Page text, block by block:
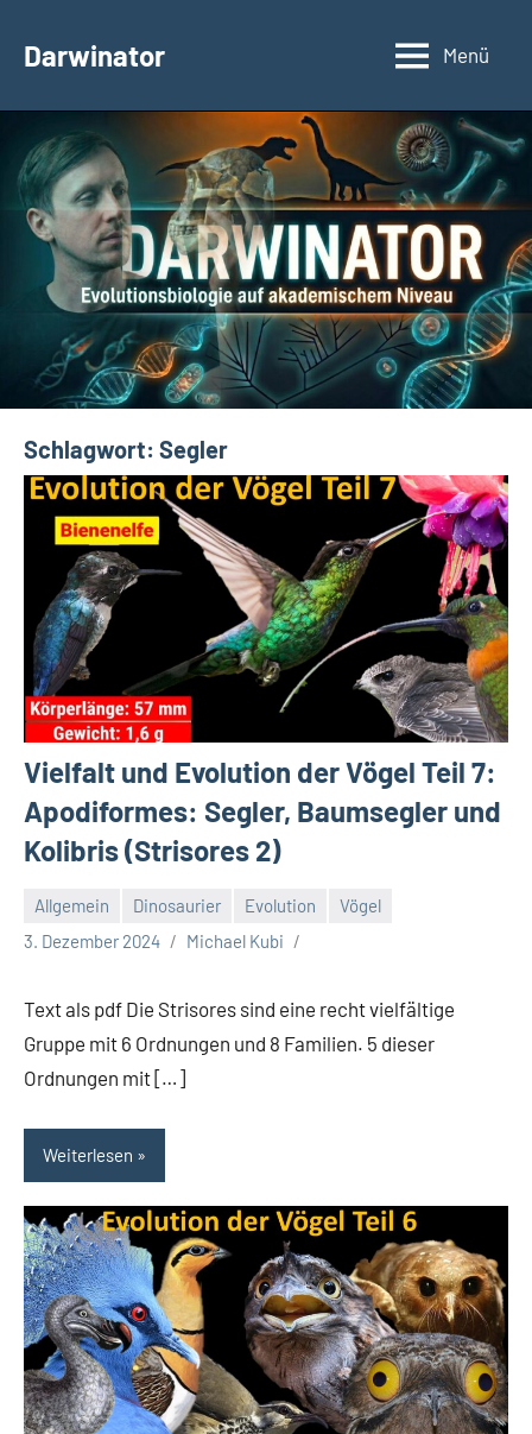
InhaltDarwinator
Evolutionsbiologie
Menü
Schlagwort: Segler
Vielfalt und Evolution der Vögel Teil 7:
Apodiformes: Segler, Baumsegler und
Kolibris (Strisores 2)
Allgemein Dinosaurier Evolution
Vögel
3. Dezember 2024
Michael Kubi
Text als pdf Die Strisores sind eine recht vielfältige
Gruppe mit 6 Ordnungen und 8 Familien. 5 dieser
Ordnungen mit […]
Weiterlesen